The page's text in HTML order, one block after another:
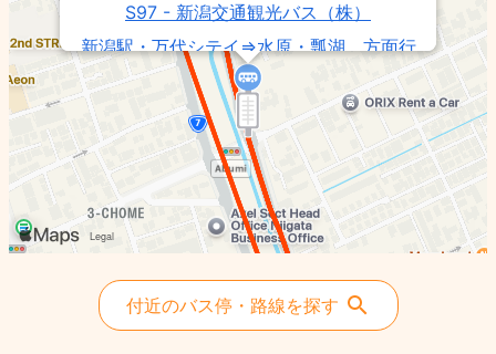
S97 - 新潟交通観光バス（株）
新潟駅・万代シテイ⇒水原・瓢湖 方面行
- 新潟交通観光バス（株）
石山線 - 新潟交通（株）
亀田・横越線 - 新潟交通（株）
S94 万代シテイ-沢海-秋葉区役所前 - 新
潟交通観光バス（株）
S90 万代シテイ-横越-水原 - 新潟交通観
光バス（株）
S96 万代シテイ-二本木-秋葉区役所前 -
新潟交通観光バス（株）
付近のバス停・路線を探す